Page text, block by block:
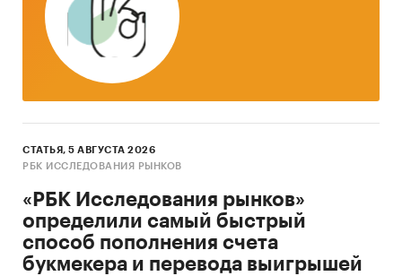
за месяц
Тор-20 регионов РФ по темпу прироста к
аналогичному периоду предыдущего года.
Указаны регионы с максимальным и
минимальным приростом за аналогичный
период предыдущего года
2. Данные по потребительским ценам на
абонентскую плату за доступ к сети
Интернет в разрезе федеральных округов
Динамика цены в актуальном месяце по
федеральным округам, 2017-2025
СТАТЬЯ, 5 АВГУСТА 2026
РБК ИССЛЕДОВАНИЯ РЫНКОВ
«РБК Исследования рынков»
определили самый быстрый
способ пополнения счета
букмекера и перевода выигрышей